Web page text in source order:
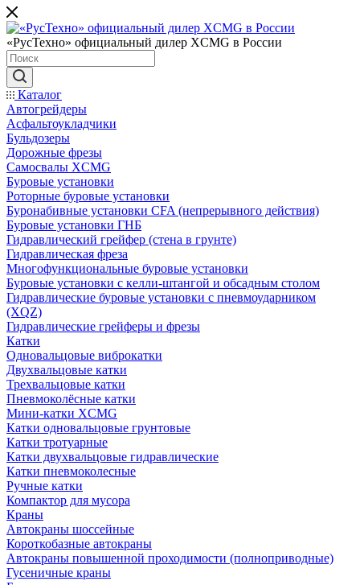
«РусТехно» официальный дилер XCMG в России
Каталог
Автогрейдеры
Асфальтоукладчики
Бульдозеры
Дорожные фрезы
Самосвалы XCMG
Буровые установки
Роторные буровые установки
Буронабивные установки CFA (непрерывного действия)
Буровые установки ГНБ
Гидравлический грейфер (стена в грунте)
Гидравлическая фреза
Многофункциональные буровые установки
Буровые установки с келли-штангой и обсадным столом
Гидравлические буровые установки с пневмоударником
(XQZ)
Гидравлические грейферы и фрезы
Катки
Одновальцовые виброкатки
Двухвальцовые катки
Трехвальцовые катки
Пневмоколёсные катки
Мини-катки XCMG
Катки одновальцовые грунтовые
Катки тротуарные
Катки двухвальцовые гидравлические
Катки пневмоколесные
Ручные катки
Компактор для мусора
Краны
Автокраны шоссейные
Короткобазные автокраны
Автокраны повышенной проходимости (полноприводные)
Гусеничные краны